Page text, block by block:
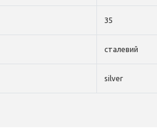
35
сталевий
silver